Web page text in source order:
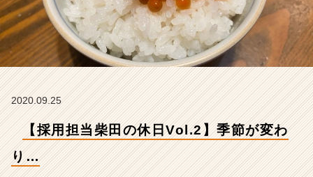
T
A
R
C
A
R
の
2020.09.25
【採用担当柴田の休日Vol.2】季節が変わ
り…